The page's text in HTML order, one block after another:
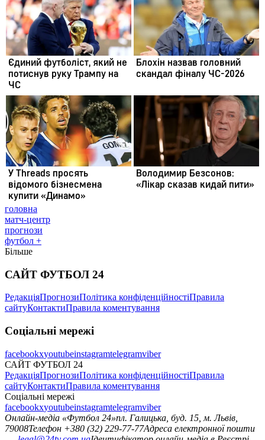
головна
матч-центр
прогнози
футбол +
Більше
САЙТ ФУТБОЛ 24
РедакціяПрогнозиПолітика конфіденційностіПравила
сайтуКонтактиПравила коментування
Соціальні мережі
facebookxyoutubeinstagramtelegramviber
САЙТ ФУТБОЛ 24
РедакціяПрогнозиПолітика конфіденційностіПравила
сайтуКонтактиПравила коментування
Соціальні мережі
facebookxyoutubeinstagramtelegramviber
Онлайн-медіа «Футбол 24»пл. Галицька, буд. 15, м. Львів,
79008Телефон +380 (32) 229-77-77Адреса електронної пошти